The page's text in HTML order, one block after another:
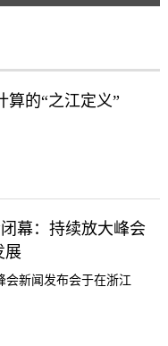
算的“之江定义”
幕：持续放大峰会
展
新闻发布会于在浙江